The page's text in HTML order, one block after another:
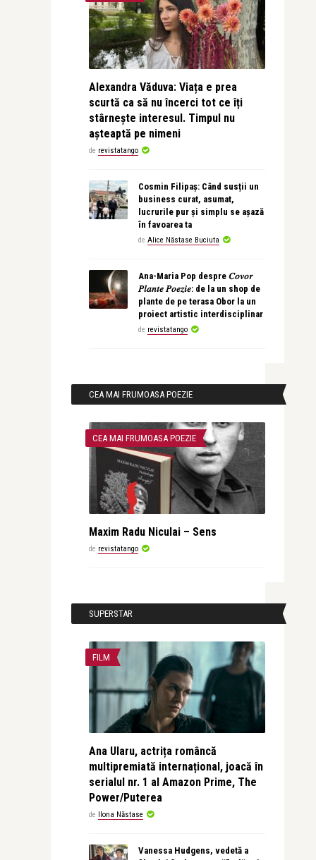
Alexandra Văduva: Viața e prea
scurtă ca să nu încerci tot ce îți
stârnește interesul. Timpul nu
așteaptă pe nimeni
de revistatango
Cosmin Filipaș: Când susții un
business curat, asumat,
lucrurile pur și simplu se așază
în favoarea ta
de Alice Năstase Buciuta
Ana-Maria Pop despre 𝐶𝑜𝑣𝑜𝑟
𝑃𝑙𝑎𝑛𝑡𝑒 𝑃𝑜𝑒𝑧𝑖𝑒: de la un shop de
plante de pe terasa Obor la un
proiect artistic interdisciplinar
de revistatango
CEA MAI FRUMOASA POEZIE
CEA MAI FRUMOASA POEZIE
Maxim Radu Niculai – Sens
de revistatango
SUPERSTAR
FILM
Ana Ularu, actrița româncă
multipremiată internațional, joacă în
serialul nr. 1 al Amazon Prime, The
Power/Puterea
de Ilona Năstase
Vanessa Hudgens, vedetă a